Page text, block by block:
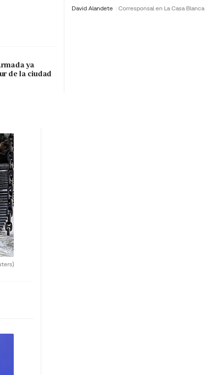
ya
de la ciudad
David Alandete Corresponsal en La Casa Blanca